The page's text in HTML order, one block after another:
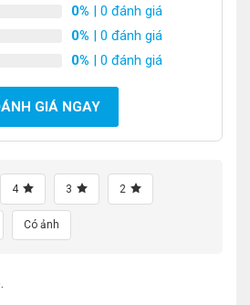
0% | 0 đánh giá
0% | 0 đánh giá
0% | 0 đánh giá
GIÁ NGAY
4 3 2
Có ảnh